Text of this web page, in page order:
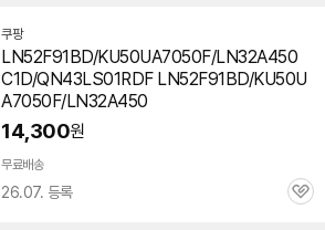
쿠팡
LN52F91BD/KU50UA7050F/LN32A450
C1D/QN43LS01RDF LN52F91BD/KU50U
A7050F/LN32A450
14,300원
무료배송
26.07. 등록
관